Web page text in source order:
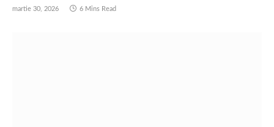
martie 30, 2026 6 Mins Read